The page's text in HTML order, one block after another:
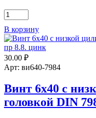
Количество
товара
Винт
10х30
8.8
с
низкой
головкой
DIN
7984
В корзину
30.00 ₽
Арт: ви640-7984
Винт 6х40 с
головкой DIN